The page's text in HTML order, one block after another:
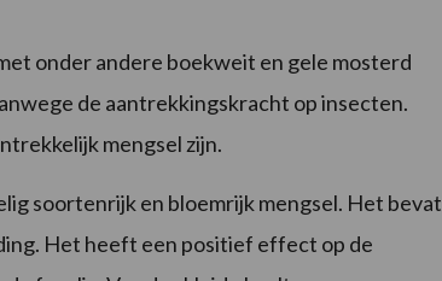
onder andere boekweit en gele mosterd
de aantrekkingskracht op insecten.
mengsel zijn.
soortenrijk en bloemrijk mengsel. Het bevat
Het heeft een positief effect op de